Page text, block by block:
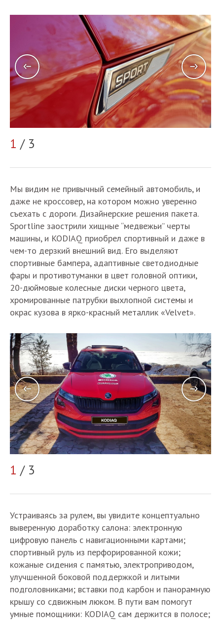
1 / 3
Мы видим не привычный семейный автомобиль, и
даже не кроссовер, на котором можно уверенно
съехать с дороги. Дизайнерские решения пакета.
Sportline заострили хищные “медвежьи” черты
машины, и KODIAQ приобрел спортивный и даже в
чем-то дерзкий внешний вид. Его выделяют
спортивные бампера, адаптивные светодиодные
фары и противотуманки в цвет головной оптики,
20-дюймовые колесные диски черного цвета,
хромированные патрубки выхлопной системы и
окрас кузова в ярко-красный металлик «Velvet».
1 / 3
Устраиваясь за рулем, вы увидите концептуально
выверенную доработку салона: электронную
цифровую панель с навигационными картами;
спортивный руль из перфорированной кожи;
кожаные сидения с памятью, электроприводом,
улучшенной боковой поддержкой и литыми
подголовниками; вставки под карбон и панорамную
крышу со сдвижным люком. В пути вам помогут
умные помощники: KODIAQ сам держится в полосе;